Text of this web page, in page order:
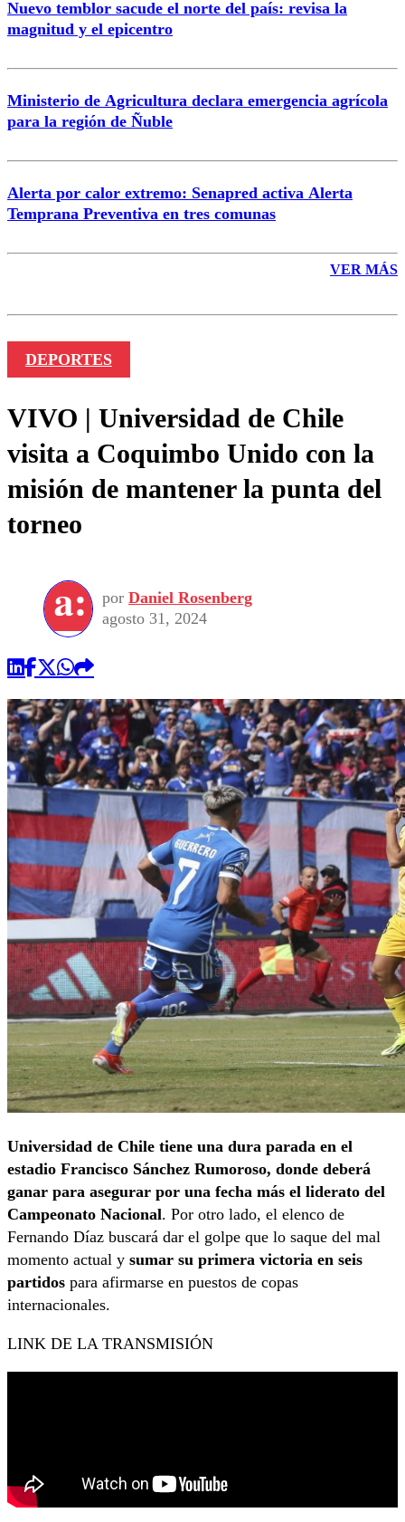
Nuevo temblor sacude el norte del país: revisa la
magnitud y el epicentro
Ministerio de Agricultura declara emergencia agrícola
para la región de Ñuble
Alerta por calor extremo: Senapred activa Alerta
Temprana Preventiva en tres comunas
VER MÁS
DEPORTES
VIVO | Universidad de Chile
visita a Coquimbo Unido con la
misión de mantener la punta del
torneo
por Daniel Rosenberg
agosto 31, 2024
Universidad de Chile tiene una dura parada en el
estadio Francisco Sánchez Rumoroso, donde deberá
ganar para asegurar por una fecha más el liderato del
Campeonato Nacional. Por otro lado, el elenco de
Fernando Díaz buscará dar el golpe que lo saque del mal
momento actual y sumar su primera victoria en seis
partidos para afirmarse en puestos de copas
internacionales.
LINK DE LA TRANSMISIÓN